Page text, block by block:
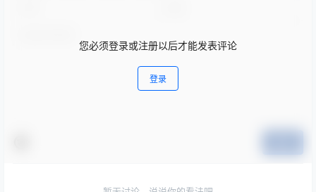
您必须登录或注册以后才能发表评论
登录